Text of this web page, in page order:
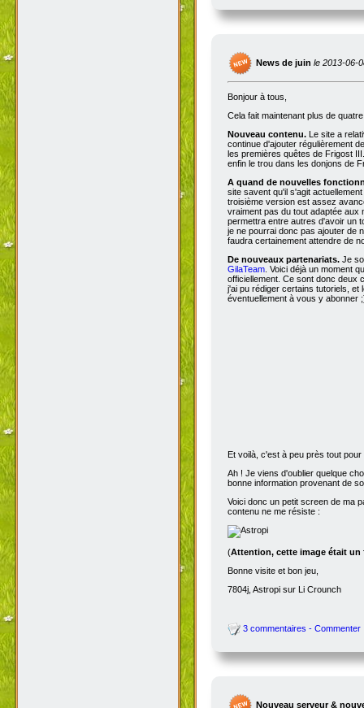
News de juin le 2013-06-
Bonjour à tous,
Cela fait maintenant plus de
Nouveau contenu. Le site a
continue d'ajouter régulièrement
les premières quêtes de Frigost
enfin le trou dans les donjons de
A quand de nouvelles
site savent qu'il s'agit
troisième version est assez
vraiment pas du tout adaptée aux
permettra entre autres d'avoir un
je ne pourrai donc pas ajouter de
faudra certainement attendre de
De nouveaux partenariats. Je
GilaTeam . Voici déjà un moment
officiellement. Ce sont donc deux
j'ai pu rédiger certains tutoriels,
éventuellement à vous y abonner
Et voilà, c'est à peu près tout
Ah ! Je viens d'oublier quelque
bonne information provenant de
Voici donc un petit screen de ma
contenu ne me résiste :
(Attention, cette image était un
Bonne visite et bon jeu,
7804j, Astropi sur Li Crounch
3 commentaires - Commenter
Nouveau serveur &